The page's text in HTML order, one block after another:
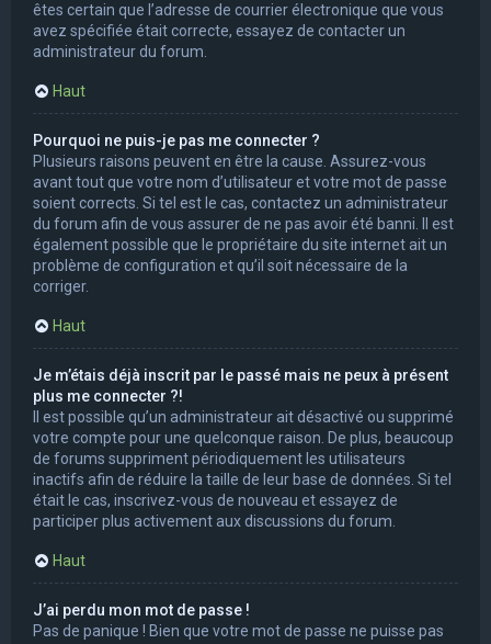
êtes certain que l’adresse de courrier électronique que vous
avez spécifiée était correcte, essayez de contacter un
administrateur du forum.
Haut
Pourquoi ne puis-je pas me connecter ?
Plusieurs raisons peuvent en être la cause. Assurez-vous
avant tout que votre nom d’utilisateur et votre mot de passe
soient corrects. Si tel est le cas, contactez un administrateur
du forum afin de vous assurer de ne pas avoir été banni. Il est
également possible que le propriétaire du site internet ait un
problème de configuration et qu’il soit nécessaire de la
corriger.
Haut
Je m’étais déjà inscrit par le passé mais ne peux à présent
plus me connecter ?!
Il est possible qu’un administrateur ait désactivé ou supprimé
votre compte pour une quelconque raison. De plus, beaucoup
de forums suppriment périodiquement les utilisateurs
inactifs afin de réduire la taille de leur base de données. Si tel
était le cas, inscrivez-vous de nouveau et essayez de
participer plus activement aux discussions du forum.
Haut
J’ai perdu mon mot de passe !
Pas de panique ! Bien que votre mot de passe ne puisse pas